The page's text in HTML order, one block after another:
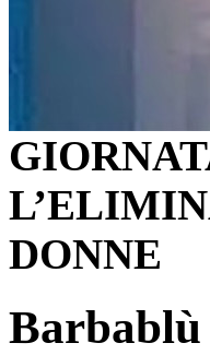
DONNE
Barbablù